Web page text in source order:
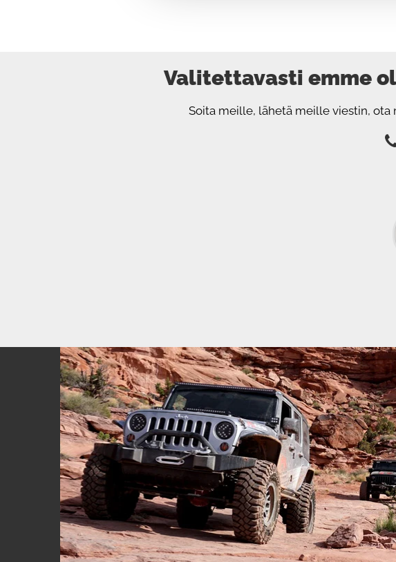
Valitettavasti emme
Soita meille, lähetä meille viestin, ota